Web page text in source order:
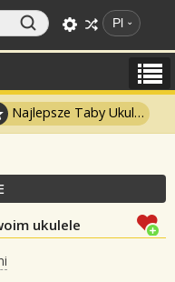
Pl
Najlepsze Taby Ukulele
ukulele